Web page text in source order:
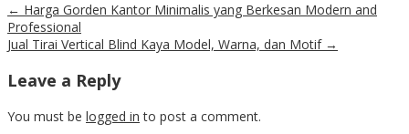
← Harga Gorden Kantor Minimalis yang Berkesan Modern and
Professional
Jual Tirai Vertical Blind Kaya Model, Warna, dan Motif →
Leave a Reply
You must be logged in to post a comment.